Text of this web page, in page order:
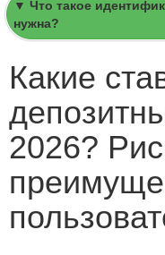
▼ Что такое
нужна?
Какие
2026?